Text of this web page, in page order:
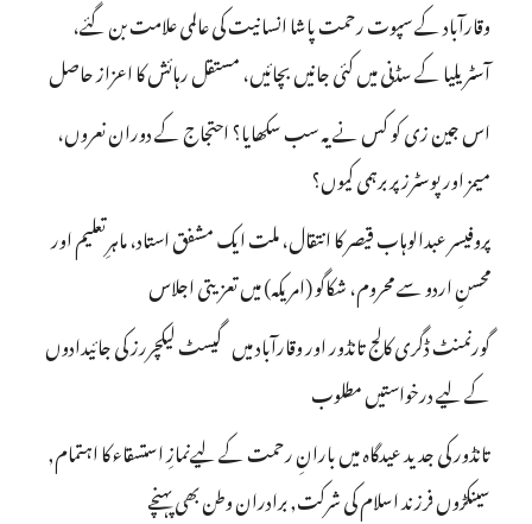
وقارآباد کے سپوت رحمت پاشا انسانیت کی عالمی علامت بن گئے،
آسٹریلیا کے سڈنی میں کئی جانیں بچائیں، مستقل رہائش کا اعزاز حاصل
اس جین زی کو کس نے یہ سب سکھایا؟ احتجاج کے دوران نعروں،
میمز اور پوسٹرز پر برہمی کیوں؟
پروفیسر عبدالوہاب قیصر کا انتقال، ملت ایک مشفق استاد، ماہرِتعلیم اور
محسنِ اردو سے محروم، شکاگو (امریکہ) میں تعزیتی اجلاس
گورنمنٹ ڈگری کالج تانڈور اور وقارآباد میں گیسٹ لیکچررز کی جائیدادوں
کے لیے درخواستیں مطلوب
تانڈور کی جدید عیدگاہ میں بارانِ رحمت کے لیےنمازِ استسقاء کا اہتمام,
سینکڑوں فرزند اسلام کی شرکت, برادران وطن بھی پہنچے